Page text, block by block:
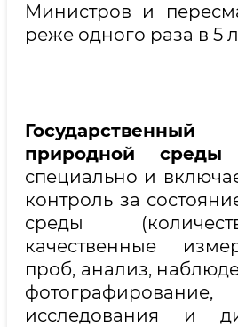
Министров и
реже одного раза в 5
Государственный
природной среды
специально и
контроль за
среды
качественные
проб, анализ,
исследования и